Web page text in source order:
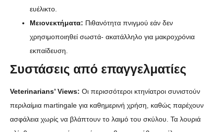
ευέλικτο.
Μειονεκτήματα: Πιθανότητα πνιγμού εάν δεν
χρησιμοποιηθεί σωστά- ακατάλληλο για μακροχρόνια
εκπαίδευση.
Συστάσεις από επαγγελματίες
Veterinarians’ Views: Οι περισσότεροι κτηνίατροι συνιστούν
περιλαίμια martingale για καθημερινή χρήση, καθώς παρέχουν
ασφάλεια χωρίς να βλάπτουν το λαιμό του σκύλου. Τα λουριά